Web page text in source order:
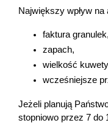
Największy wpływ
faktura granulek,
zapach,
wielkość
wcześniejsze
Jeżeli planują
stopniowo przez 7 do